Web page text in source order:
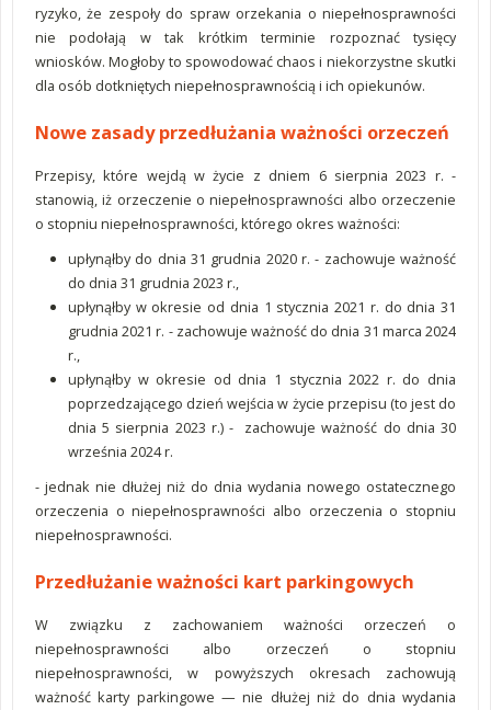
ryzyko, że zespoły do spraw orzekania o niepełnosprawności
nie podołają w tak krótkim terminie rozpoznać tysięcy
wniosków. Mogłoby to spowodować chaos i niekorzystne skutki
dla osób dotkniętych niepełnosprawnością i ich opiekunów.
Nowe zasady przedłużania ważności orzeczeń
Przepisy, które wejdą w życie z dniem 6 sierpnia 2023 r. -
stanowią, iż orzeczenie o niepełnosprawności albo orzeczenie
o stopniu niepełnosprawności, którego okres ważności:
upłynąłby do dnia 31 grudnia 2020 r. - zachowuje ważność
do dnia 31 grudnia 2023 r.,
upłynąłby w okresie od dnia 1 stycznia 2021 r. do dnia 31
grudnia 2021 r. - zachowuje ważność do dnia 31 marca 2024
r.,
upłynąłby w okresie od dnia 1 stycznia 2022 r. do dnia
poprzedzającego dzień wejścia w życie przepisu (to jest do
dnia 5 sierpnia 2023 r.) - zachowuje ważność do dnia 30
września 2024 r.
- jednak nie dłużej niż do dnia wydania nowego ostatecznego
orzeczenia o niepełnosprawności albo orzeczenia o stopniu
niepełnosprawności.
Przedłużanie ważności kart parkingowych
W związku z zachowaniem ważności orzeczeń o
niepełnosprawności albo orzeczeń o stopniu
niepełnosprawności, w powyższych okresach zachowują
ważność karty parkingowe — nie dłużej niż do dnia wydania